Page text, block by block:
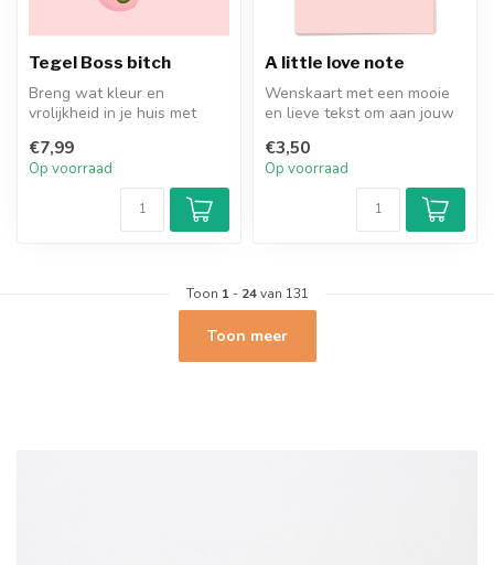
Tegel Boss bitch
Breng wat kleur en
vrolijkheid in je huis met
tegels!...
€7,99
Op voorraad
A little love note
Wenskaart met een mooie
en lieve tekst om aan jouw
€3,50
Op voorraad
Toon 1- 24van 131
Toon meer